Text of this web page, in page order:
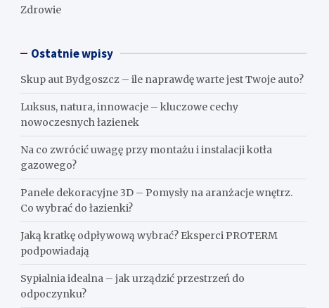
Zdrowie
Ostatnie wpisy
Skup aut Bydgoszcz – ile naprawdę warte jest Twoje auto?
Luksus, natura, innowacje – kluczowe cechy
nowoczesnych łazienek
Na co zwrócić uwagę przy montażu i instalacji kotła
gazowego?
Panele dekoracyjne 3D – Pomysły na aranżacje wnętrz.
Co wybrać do łazienki?
Jaką kratkę odpływową wybrać? Eksperci PROTERM
podpowiadają
Sypialnia idealna – jak urządzić przestrzeń do
odpoczynku?